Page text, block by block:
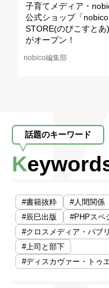
子育てメディア・
公式ショップ「nobico
STORE(のびこすとあ)
がオープン！
nobico編集部
話題のキーワード
#書籍抜粋 #人間関係
#辰巳出版
#PHPスペ
#クロスメディア・パブ
#上司と部下
#ディスカヴァー・トゥ